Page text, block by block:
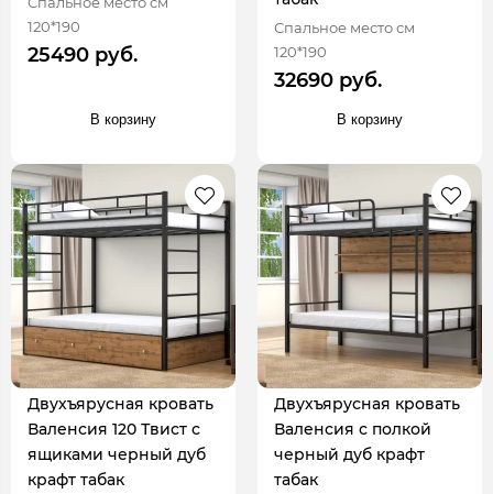
120*190
25490 руб.
В корзину
Спальное место см
120*190
32690 руб.
В корзину
Двухъярусная кровать
Валенсия 120 Твист с
ящиками черный дуб
крафт табак
Двухъярусная кровать
Валенсия с полкой
черный дуб крафт
табак